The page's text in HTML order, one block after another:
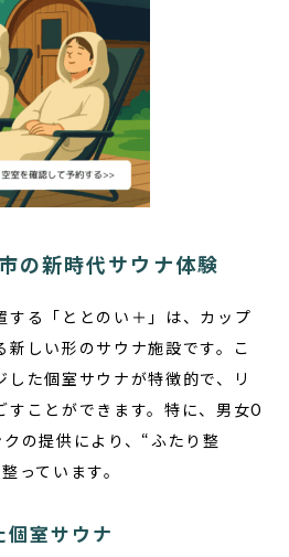
の新時代サウナ体験
する「ととのい＋」は、カップ
新しい形のサウナ施設です。こ
した個室サウナが特徴的で、リ
すことができます。特に、男女O
の提供により、“ふたり整
っています。
室サウナ